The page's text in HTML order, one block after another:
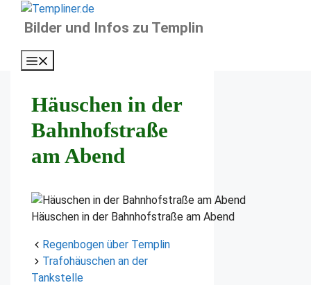
InhaltBilder und Infos zu Templin
Häuschen in der
Bahnhofstraße
am Abend
Häuschen in der Bahnhofstraße am Abend
Regenbogen über Templin
Trafohäuschen an der
Tankstelle